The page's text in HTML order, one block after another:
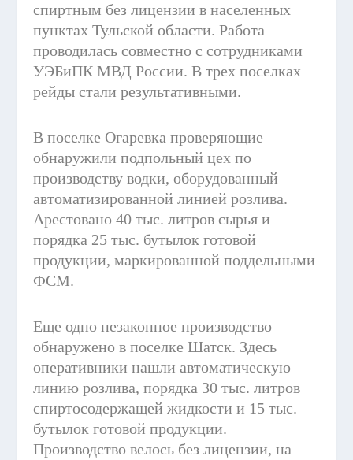
спиртным без лицензии в населенных
пунктах Тульской области. Работа
проводилась совместно с сотрудниками
УЭБиПК МВД России. В трех поселках
рейды стали результативными.
В поселке Огаревка проверяющие
обнаружили подпольный цех по
производству водки, оборудованный
автоматизированной линией розлива.
Арестовано 40 тыс. литров сырья и
порядка 25 тыс. бутылок готовой
продукции, маркированной поддельными
ФСМ.
Еще одно незаконное производство
обнаружено в поселке Шатск. Здесь
оперативники нашли автоматическую
линию розлива, порядка 30 тыс. литров
спиртосодержащей жидкости и 15 тыс.
бутылок готовой продукции.
Производство велось без лицензии, на